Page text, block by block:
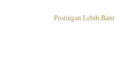
Postingan Lebih Baru